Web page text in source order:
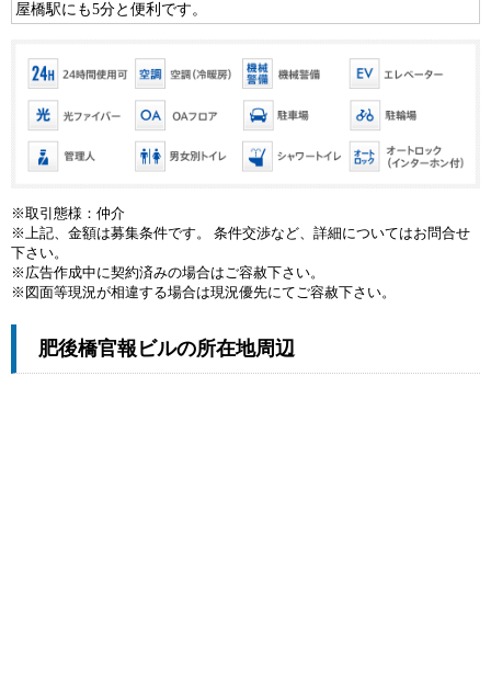
屋橋駅にも5分と便利です。
※取引態様：仲介
※上記、金額は募集条件です。 条件交渉など、詳細についてはお問合せ
下さい。
※広告作成中に契約済みの場合はご容赦下さい。
※図面等現況が相違する場合は現況優先にてご容赦下さい。
肥後橋官報ビルの所在地周辺